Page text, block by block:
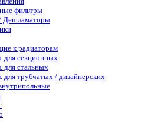
фильтры
Дешламаторы
к радиаторам
для секционных
для стальных
для трубчатых / дизайнерских